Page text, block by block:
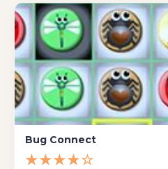
Bug Connect
★★★★☆